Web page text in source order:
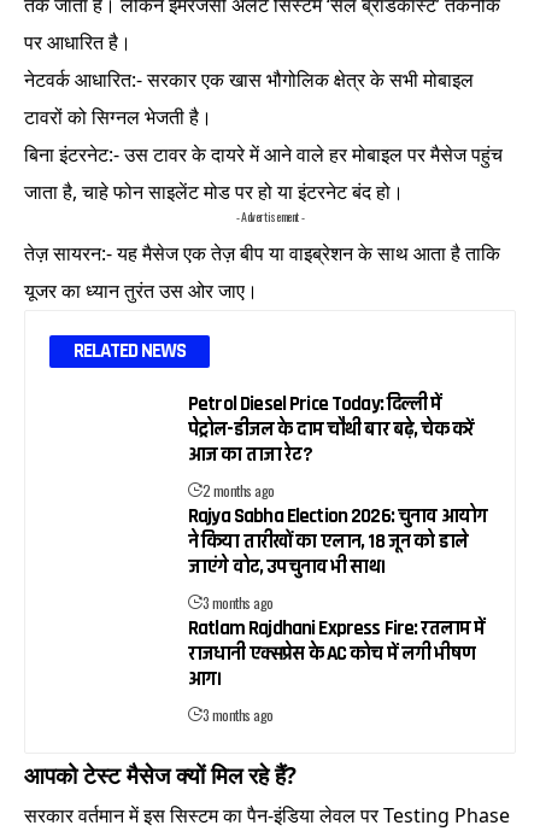
पर आधारित है।
नेटवर्क आधारित:- सरकार एक खास भौगोलिक क्षेत्र के सभी मोबाइल
टावरों को सिग्नल भेजती है।
बिना इंटरनेट:- उस टावर के दायरे में आने वाले हर मोबाइल पर मैसेज पहुंच
जाता है, चाहे फोन साइलेंट मोड पर हो या इंटरनेट बंद हो।
- Advertisement -
तेज़ सायरन:- यह मैसेज एक तेज़ बीप या वाइब्रेशन के साथ आता है ताकि
यूजर का ध्यान तुरंत उस ओर जाए।
RELATED NEWS
Petrol Diesel Price Today: दिल्ली में
पेट्रोल-डीजल के दाम चौथी बार बढ़े, चेक करें
आज का ताजा रेट?
2 months ago
Rajya Sabha Election 2026: चुनाव आयोग
ने किया तारीखों का एलान, 18 जून को डाले
जाएंगे वोट, उपचुनाव भी साथ।
3 months ago
Ratlam Rajdhani Express Fire: रतलाम में
राजधानी एक्सप्रेस के AC कोच में लगी भीषण
आग।
3 months ago
आपको टेस्ट मैसेज क्यों मिल रहे हैं?
सरकार वर्तमान में इस सिस्टम का पैन-इंडिया लेवल पर Testing Phase